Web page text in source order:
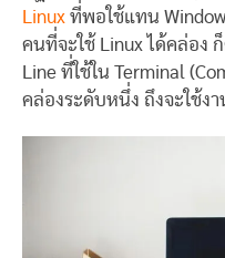
Linux ที่พอใช้แทน
คนที่จะใช้ Linux ได้คล่อง
Line ที่ใช้ใน Terminal
คล่องระดับหนึ่ง ถึงจะใช้ง